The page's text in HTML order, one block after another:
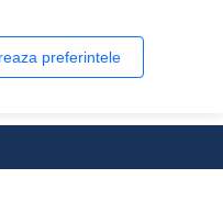
Administreaza preferintele
0 produs(e)